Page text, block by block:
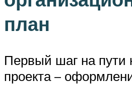
план
Первый шаг на пути
проекта –